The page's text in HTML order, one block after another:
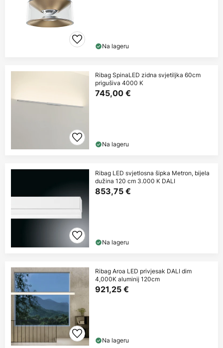
Na lageru
Ribag SpinaLED zidna svjetiljka 60cm
prigušiva 4000 K
745,00 €
Na lageru
Ribag LED svjetlosna šipka Metron, bijela
dužina 120 cm 3.000 K DALI
853,75 €
Na lageru
Ribag Aroa LED privjesak DALI dim
4,000K aluminij 120cm
921,25 €
Na lageru